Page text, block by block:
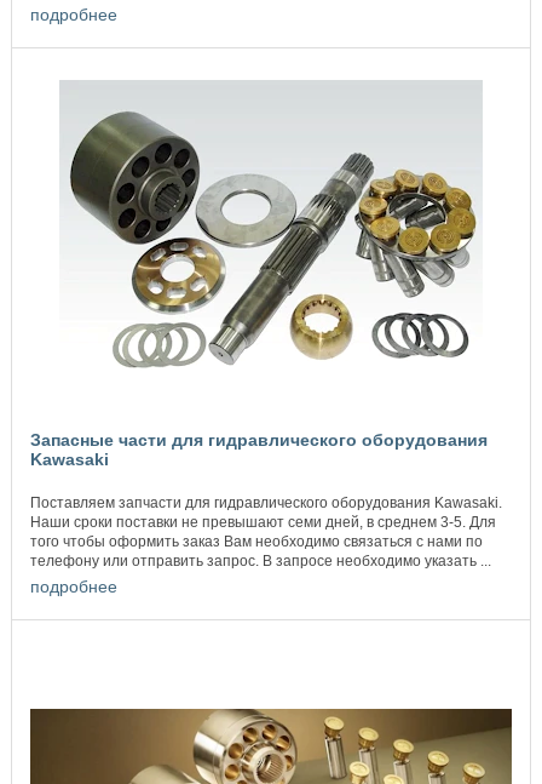
подробнее
Запасные части для гидравлического оборудования
Kawasaki
Поставляем запчасти для гидравлического оборудования Kawasaki.
Наши сроки поставки не превышают семи дней, в среднем 3-5. Для
того чтобы оформить заказ Вам необходимо связаться с нами по
телефону или отправить запрос. В запросе необходимо указать ...
подробнее